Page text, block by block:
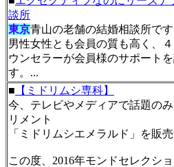
談所
東京青山の老舗の結婚相談所です
男性女性とも会員の質も高く、
ウンセラーが会員様のサポート
す。...
■ 【ミドリムシ専科】
今、テレビやメディアで話題の
リメント
「ミドリムシエメラルド」を販売
この度、2016年モンドセレクシ